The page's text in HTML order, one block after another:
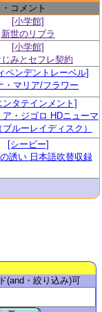
(and・絞り込み)可
コメント
[小学館]
新世のリブラ
[小学館]
みとセフレ契約
ペンデントレーベル]
・マリア/フラワー
ンタテインメント]
ア・ジゴロ HDニューマ
ルーレイディスク）
[シービー]
誘い 日本語吹替収録